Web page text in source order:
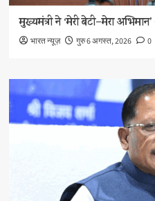
मुख्यमंत्री ने ‘मेरी बेटी–मेरा
भारत न्यूज़ गुरु 6 अगस्त, 2026 0